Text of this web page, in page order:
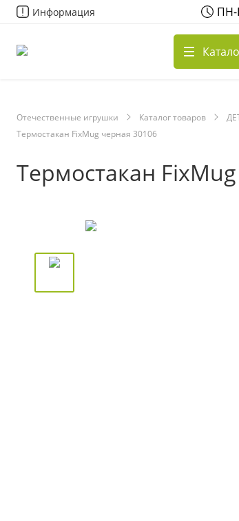
Информация ПН-
Отечественные игрушки Каталог товаров
Термостакан FixMug черная 30106
Термостакан